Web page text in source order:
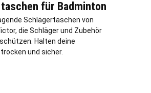
für Badminton
Schlägertaschen von
die Schläger und Zubehör
Halten deine
und sicher.